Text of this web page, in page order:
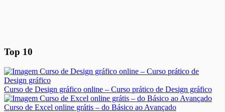
Top 10
Curso de Design gráfico online – Curso prático de Design gráfico
Curso de Excel online grátis – do Básico ao Avançado